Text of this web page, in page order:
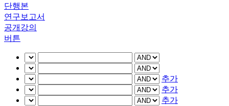
단행본
연구보고서
공개강의
버튼
추가
추가
추가